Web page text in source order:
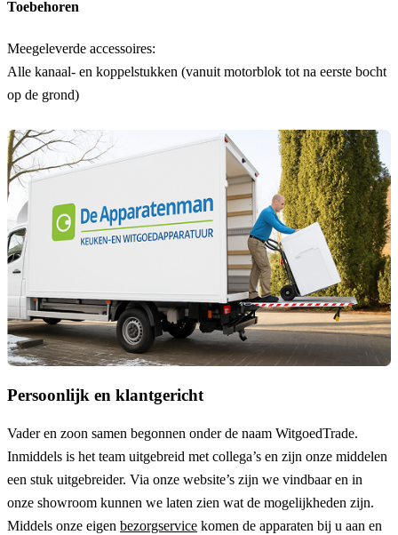
Toebehoren
Meegeleverde accessoires:
Alle kanaal- en koppelstukken (vanuit motorblok tot na eerste bocht
op de grond)
Persoonlijk en klantgericht
Vader en zoon samen begonnen onder de naam WitgoedTrade.
Inmiddels is het team uitgebreid met collega’s en zijn onze middelen
een stuk uitgebreider. Via onze website’s zijn we vindbaar en in
onze showroom kunnen we laten zien wat de mogelijkheden zijn.
Middels onze eigen bezorgservice komen de apparaten bij u aan en